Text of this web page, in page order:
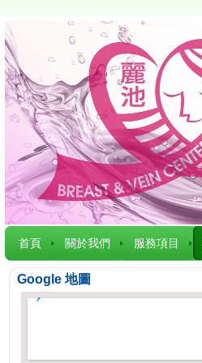
首頁 關於我們 服務項目
Google 地圖